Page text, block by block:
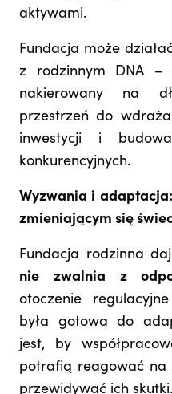
aktywami.
Fundacja może
z rodzinnym DNA –
nakierowany na
przestrzeń do
inwestycji i
konkurencyjnych.
Wyzwania i
zmieniającym się
Fundacja rodzinna
nie zwalnia z
otoczenie
była gotowa do
jest, by
potrafią reagować
przewidywać ich skutki.